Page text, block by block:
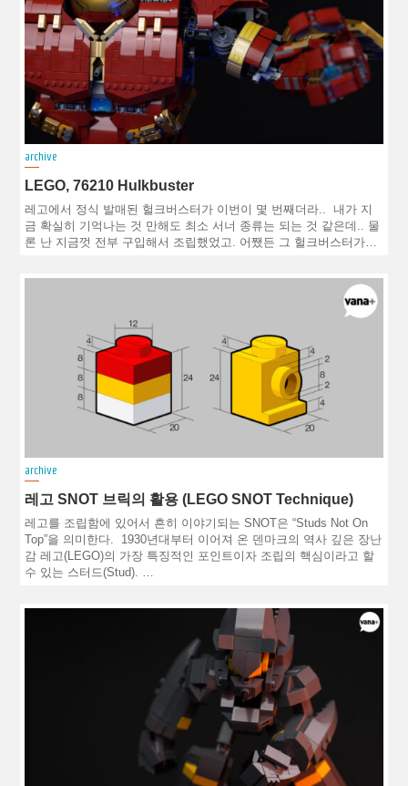
archive
LEGO, 76210 Hulkbuster
레고에서 정식 발매된 헐크버스터가 이번이 몇 번째더라.. 내가 지
금 확실히 기억나는 것 만해도 최소 서너 종류는 되는 것 같은데.. 물
론 난 지금껏 전부 구입해서 조립했었고. 어쨌든 그 헐크버스터가…
archive
레고 SNOT 브릭의 활용 (LEGO SNOT Technique)
레고를 조립함에 있어서 흔히 이야기되는 SNOT은 “Studs Not On
Top”을 의미한다. 1930년대부터 이어져 온 덴마크의 역사 깊은 장난
감 레고(LEGO)의 가장 특징적인 포인트이자 조립의 핵심이라고 할
수 있는 스터드(Stud). …